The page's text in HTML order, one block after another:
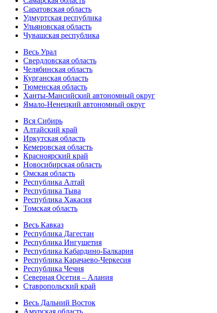
Саратовская область
Удмуртская республика
Ульяновская область
Чувашская республика
Весь Урал
Свердловская область
Челябинская область
Курганская область
Тюменская область
Ханты-Мансийский автономный округ
Ямало-Ненецкий автономный округ
Вся Сибирь
Алтайский край
Иркутская область
Кемеровская область
Красноярский край
Новосибирская область
Омская область
Республика Алтай
Республика Тыва
Республика Хакасия
Томская область
Весь Кавказ
Республика Дагестан
Республика Ингушетия
Республика Кабардино-Балкария
Республика Карачаево-Черкесия
Республика Чечня
Северная Осетия – Алания
Ставропольский край
Весь Дальний Восток
Амурская область